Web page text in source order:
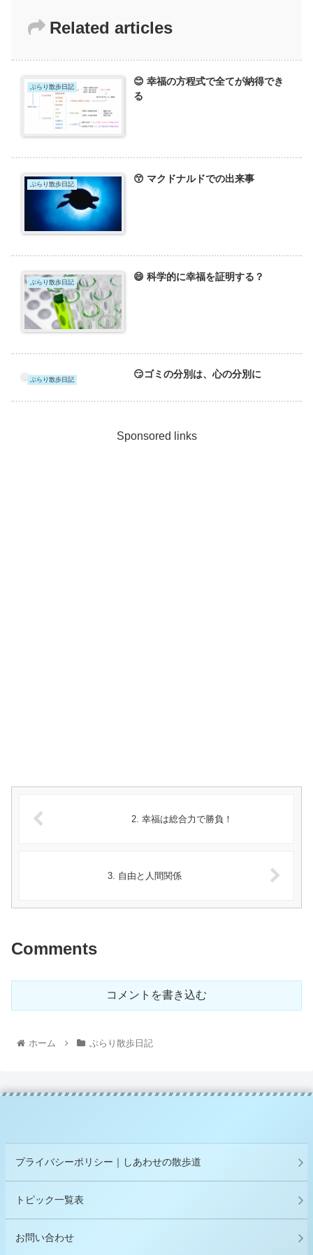
Related articles
ぶらり散歩日記
😊 幸福の方程式で全てが納得でき
る
ぶらり散歩日記 😙 マクドナルドでの出来事
ぶらり散歩日記 😄 科学的に幸福を証明する？
ぶらり散歩日記 😏ゴミの分別は、心の分別に
Sponsored links
2. 幸福は総合力で勝負！
3. 自由と人間関係
Comments
コメントを書き込む
ホーム ぶらり散歩日記
プライバシーポリシー｜しあわせの散歩道
トピック一覧表
お問い合わせ